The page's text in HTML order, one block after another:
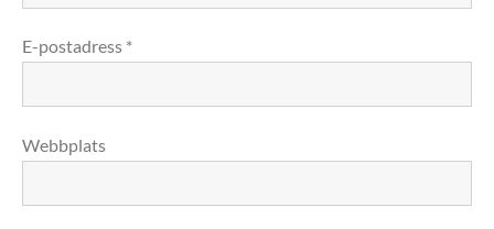
E-postadress *
Webbplats